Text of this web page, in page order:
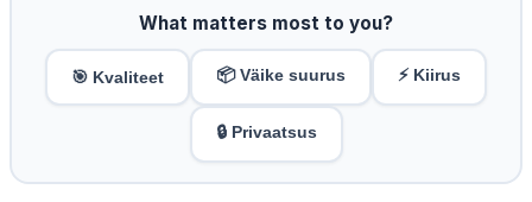
What matters most to you?
🎯 Kvaliteet 📦 Väike suurus ⚡ Kiirus
🔒 Privaatsus